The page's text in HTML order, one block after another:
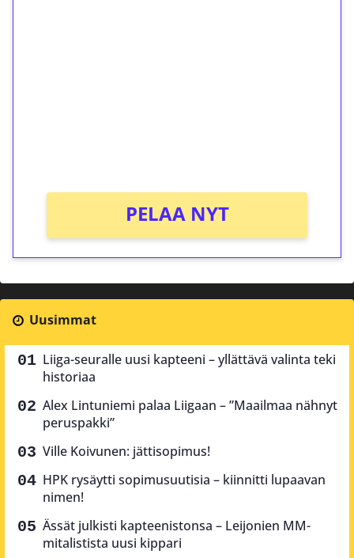
PELAA NYT
Uusimmat
Liiga-seuralle uusi kapteeni – yllättävä valinta teki
historiaa
Alex Lintuniemi palaa Liigaan – ”Maailmaa nähnyt
peruspakki”
Ville Koivunen: jättisopimus!
HPK rysäytti sopimusuutisia – kiinnitti lupaavan
nimen!
Ässät julkisti kapteenistonsa – Leijonien MM-
mitalistista uusi kippari